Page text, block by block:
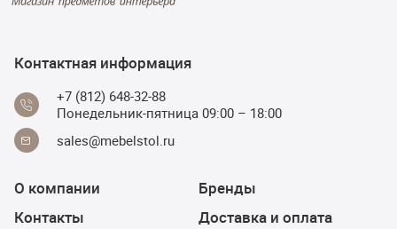
Контактная информация
+7 (812) 648-32-88
Понедельник-пятница 09:00 – 18:00
sales@mebelstol.ru
О компании
Контакты
Бренды
Доставка и оплата